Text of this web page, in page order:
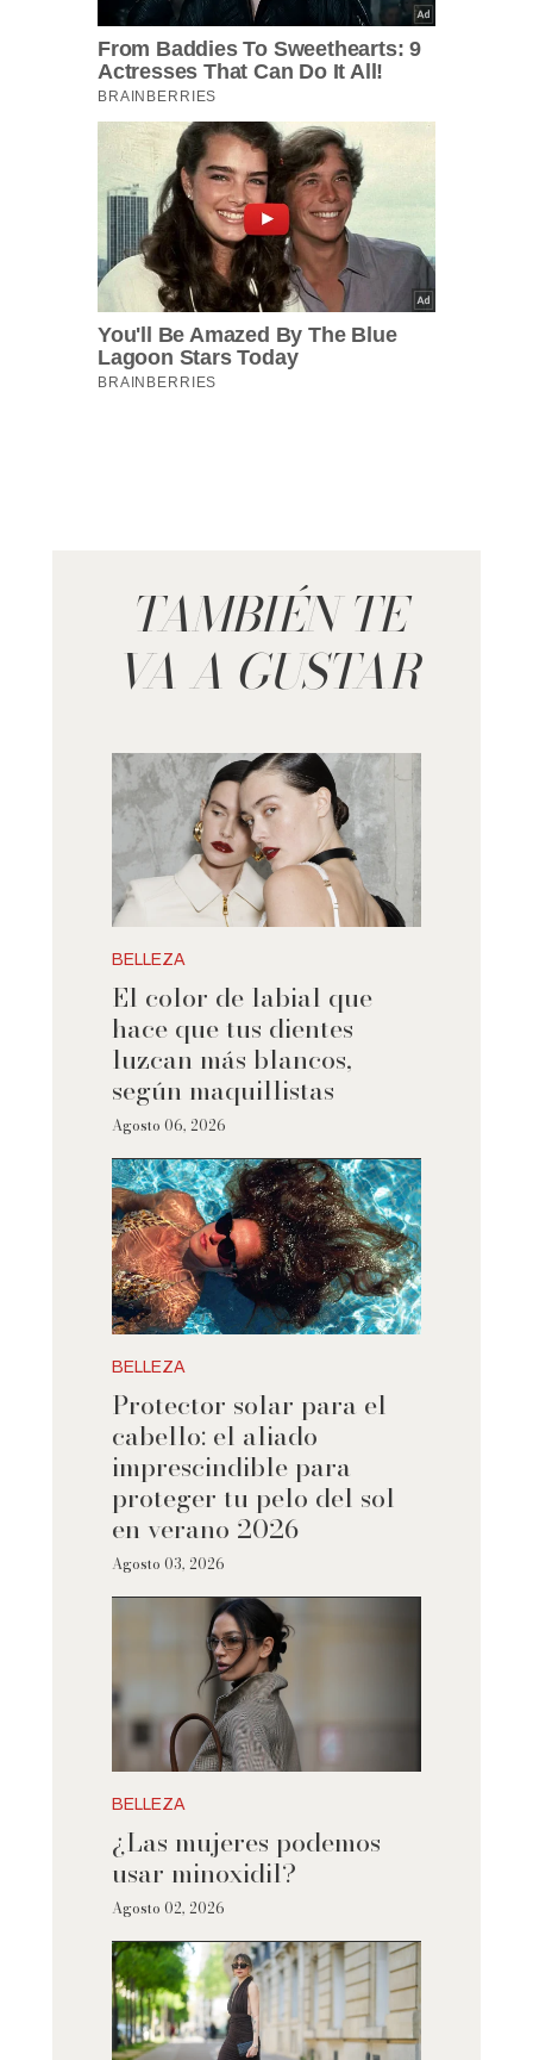
TAMBIÉN TE
VA A GUSTAR
BELLEZA
El color de labial que
hace que tus dientes
luzcan más blancos,
según maquillistas
Agosto 06, 2026
BELLEZA
Protector solar para el
cabello: el aliado
imprescindible para
proteger tu pelo del sol
en verano 2026
Agosto 03, 2026
BELLEZA
¿Las mujeres podemos
usar minoxidil?
Agosto 02, 2026